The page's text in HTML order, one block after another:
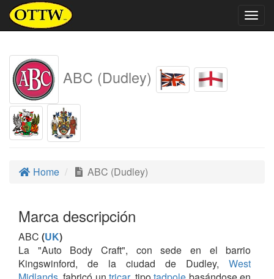
ABC (Dudley)
Home ABC (Dudley)
Marca descripción
ABC (UK)
La "Auto Body Craft", con sede en el barrio
Kingswinford, de la ciudad de Dudley,West